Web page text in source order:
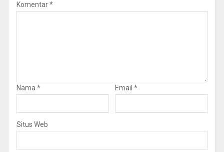
Komentar*
Nama* Email *
Situs Web